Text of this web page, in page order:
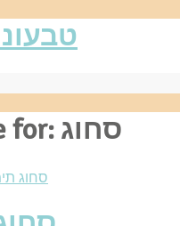
Tag Archive for: סחוג